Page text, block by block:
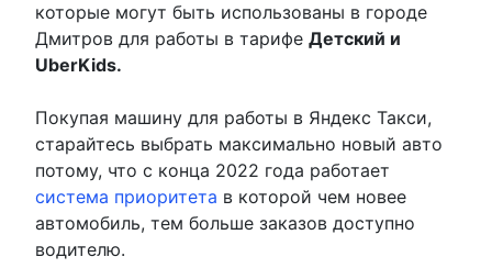
которые могут быть использованы в городе
Дмитров для работы в тарифе Детский и
UberKids.
Покупая машину для работы в Яндекс Такси,
старайтесь выбрать максимально новый авто
потому, что с конца 2022 года работает
система приоритета в которой чем новее
автомобиль, тем больше заказов доступно
водителю.